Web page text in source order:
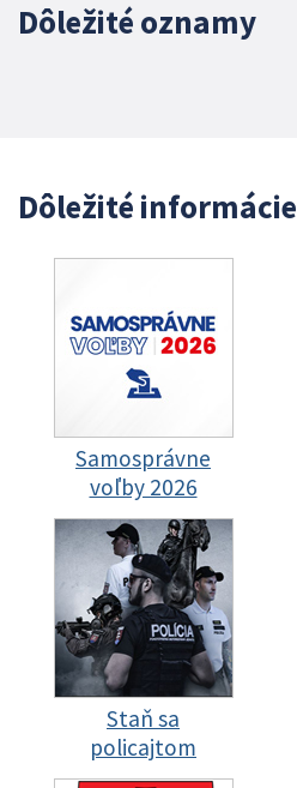
Dôležité oznamy
Dôležité informácie
Samosprávne
voľby 2026
Staň sa
policajtom